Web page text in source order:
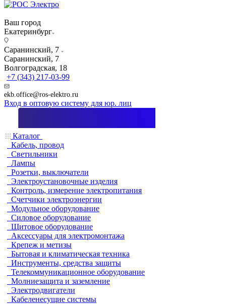
Ваш город
Екатеринбург
Саранинский, 7
Саранинский, 7
Волгоградская, 18
+7 (343) 217-03-99
ekb.office@ros-elektro.ru
Вход в оптовую систему для юр. лиц
Каталог
Кабель, провод
Светильники
Лампы
Розетки, выключатели
Электроустановочные изделия
Контроль, измерение электропитания
Счетчики электроэнергии
Модульное оборудование
Силовое оборудование
Щитовое оборудование
Аксессуары для электромонтажа
Крепеж и метизы
Бытовая и климатическая техника
Инструменты, средства защиты
Телекоммуникационное оборудование
Молниезащита и заземление
Электродвигатели
Кабеленесущие системы